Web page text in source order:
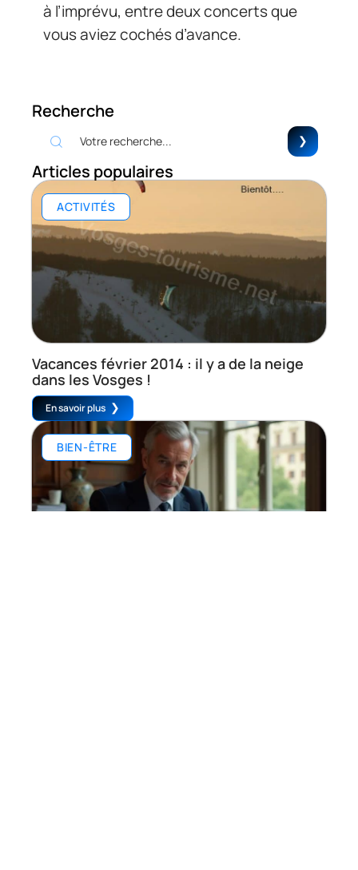
à l’imprévu, entre deux concerts que
vous aviez cochés d’avance.
Recherche
Articles populaires
ACTIVITÉS
Vacances février 2014 : il y a de la neige
dans les Vosges !
En savoir plus
BIEN-ÊTRE